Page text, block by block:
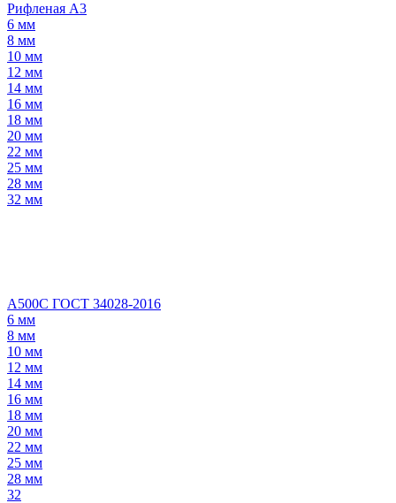
Рифленая А3
6 мм
8 мм
10 мм
12 мм
14 мм
16 мм
18 мм
20 мм
22 мм
25 мм
28 мм
32 мм
А500С ГОСТ 34028-2016
6 мм
8 мм
10 мм
12 мм
14 мм
16 мм
18 мм
20 мм
22 мм
25 мм
28 мм
32